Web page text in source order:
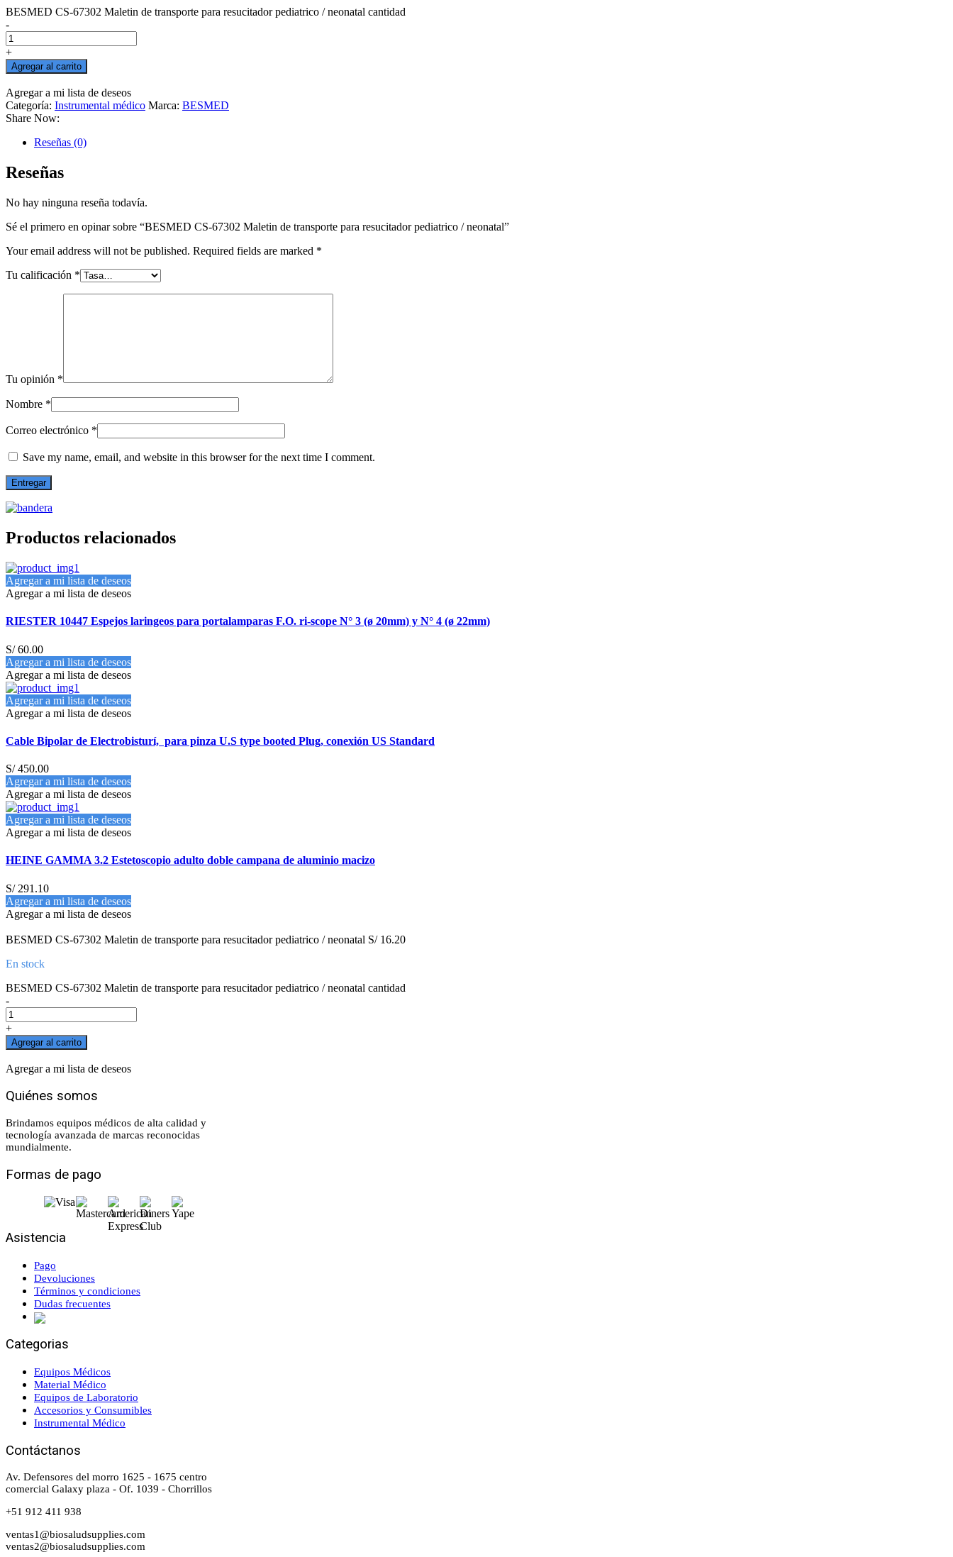
BESMED CS-67302 Maletin de transporte para resucitador pediatrico / neonatal cantidad
-
+
Agregar al carrito
Agregar a mi lista de deseos
Categoría: Instrumental médico Marca: BESMED
Share Now:
Reseñas (0)
Reseñas
No hay ninguna reseña todavía.
Sé el primero en opinar sobre “BESMED CS-67302 Maletin de transporte para resucitador pediatrico / neonatal”
Your email address will not be published. Required fields are marked *
Tu calificación *
Tu opinión *
Nombre *
Correo electrónico *
Save my name, email, and website in this browser for the next time I comment.
Productos relacionados
Agregar a mi lista de deseos
Agregar a mi lista de deseos
RIESTER 10447 Espejos laringeos para portalamparas F.O. ri-scope N° 3 (ø 20mm) y N° 4 (ø 22mm)
S/60.00
Agregar a mi lista de deseos
Agregar a mi lista de deseos
Agregar a mi lista de deseos
Agregar a mi lista de deseos
Cable Bipolar de Electrobisturí, para pinza U.S type booted Plug, conexión US Standard
S/450.00
Agregar a mi lista de deseos
Agregar a mi lista de deseos
Agregar a mi lista de deseos
Agregar a mi lista de deseos
HEINE GAMMA 3.2 Estetoscopio adulto doble campana de aluminio macizo
S/291.10
Agregar a mi lista de deseos
Agregar a mi lista de deseos
BESMED CS-67302 Maletin de transporte para resucitador pediatrico / neonatal S/16.20
En stock
BESMED CS-67302 Maletin de transporte para resucitador pediatrico / neonatal cantidad
-
+
Agregar al carrito
Agregar a mi lista de deseos
Quiénes somos
Brindamos equipos médicos de alta calidad y
tecnología avanzada de marcas reconocidas
mundialmente.
Formas de pago
Asistencia
Pago
Devoluciones
Términos y condiciones
Dudas frecuentes
Categorias
Equipos Médicos
Material Médico
Equipos de Laboratorio
Accesorios y Consumibles
Instrumental Médico
Contáctanos
Av. Defensores del morro 1625 - 1675 centro
comercial Galaxy plaza - Of. 1039 - Chorrillos
+51 912 411 938
ventas1@biosaludsupplies.com
ventas2@biosaludsupplies.com